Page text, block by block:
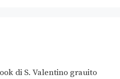
di S. Valentino grauito